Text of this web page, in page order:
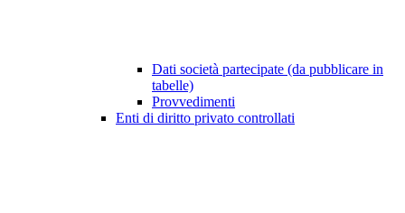
Dati società partecipate (da pubblicare in
tabelle)
Provvedimenti
Enti di diritto privato controllati